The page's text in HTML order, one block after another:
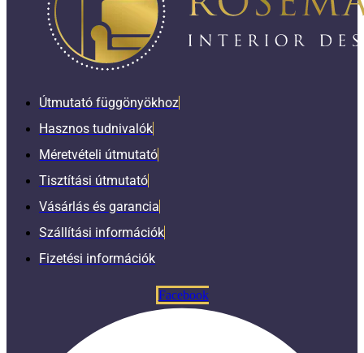
Útmutató függönyökhoz
Hasznos tudnivalók
Méretvételi útmutató
Tisztítási útmutató
Vásárlás és garancia
Szállítási információk
Fizetési információk
Facebook